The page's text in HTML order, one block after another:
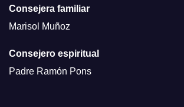
Consejera familiar
Marisol Muñoz
Consejero espiritual
Padre Ramón Pons